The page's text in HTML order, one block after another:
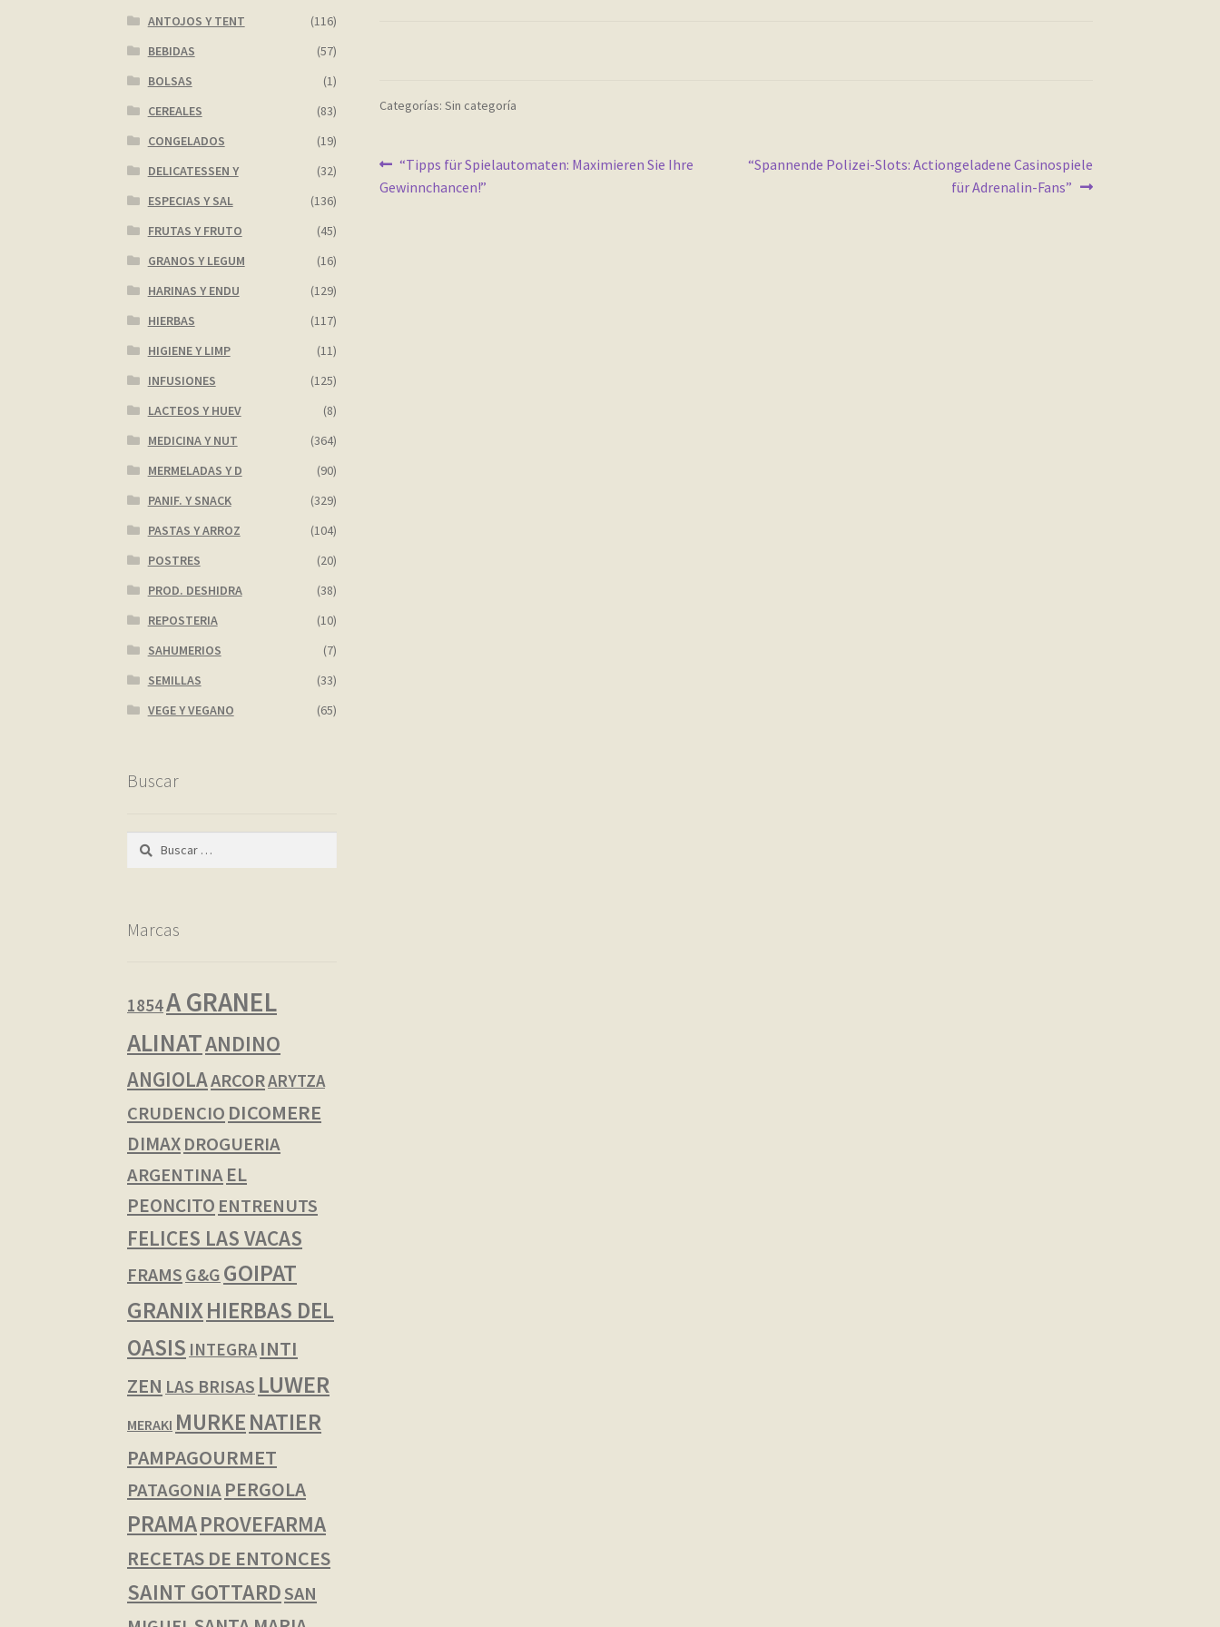
Categorías: Sin categoría
Navegación
de
Anterior:
“Tipps für Spielautomaten: Maximieren Sie Ihre
Gewinnchancen!”
Siguiente:
“Spannende Polizei-Slots: Actiongeladene Casinospiele
für Adrenalin-Fans”
ANTOJOS Y TENT
(116)
BEBIDAS
(57)
BOLSAS
(1)
CEREALES
(83)
CONGELADOS
(19)
DELICATESSEN Y
(32)
ESPECIAS Y SAL
(136)
FRUTAS Y FRUTO
(45)
GRANOS Y LEGUM
(16)
HARINAS Y ENDU
(129)
HIERBAS
(117)
HIGIENE Y LIMP
(11)
INFUSIONES
(125)
LACTEOS Y HUEV
(8)
MEDICINA Y NUT
(364)
MERMELADAS Y D
(90)
PANIF. Y SNACK
(329)
PASTAS Y ARROZ
(104)
POSTRES
(20)
PROD. DESHIDRA
(38)
REPOSTERIA
(10)
SAHUMERIOS
(7)
SEMILLAS
(33)
VEGE Y VEGANO
(65)
Buscar
Buscar:
Marcas
1854A GRANEL
ALINATANDINO
ANGIOLAARCORARYTZA
CRUDENCIO DICOMERE
DIMAXDROGUERIA
ARGENTINAEL
PEONCITO ENTRENUTS
FELICES LAS VACAS
FRAMS G&G GOIPAT
GRANIXHIERBAS DEL
OASIS INTEGRA INTI
ZEN LAS BRISAS LUWER
MERAKI MURKENATIER
PAMPAGOURMET
PATAGONIAPERGOLA
PRAMAPROVEFARMA
RECETAS DE ENTONCES
SAINT GOTTARDSAN